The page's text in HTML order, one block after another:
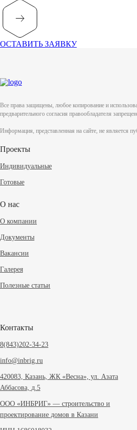
ОСТАВИТЬ ЗАЯВКУ
Все права защищены, любое копирование и
предварительного согласия правообладателя
Информация, представленная на сайте, не является
Проекты
Индивидуальные
Готовые
О нас
О компании
Документы
Вакансии
Галерея
Полезные статьи
Контакты
8(843)202-34-23
info@inbrig.ru
420083, Казань, ЖК «Весна», ул. Азата
Аббасова, д.5
ООО «ИНБРИГ» — строительство и
проектирование домов в Казани